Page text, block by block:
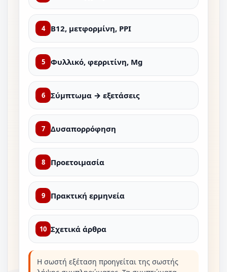
4 B12, μετφορμίνη, PPI
5 Φυλλικό, φερριτίνη, Mg
6 Σύμπτωμα → εξετάσεις
7 Δυσαπορρόφηση
8 Προετοιμασία
9 Πρακτική ερμηνεία
10 Σχετικά άρθρα
Η σωστή εξέταση προηγείται της σωστής